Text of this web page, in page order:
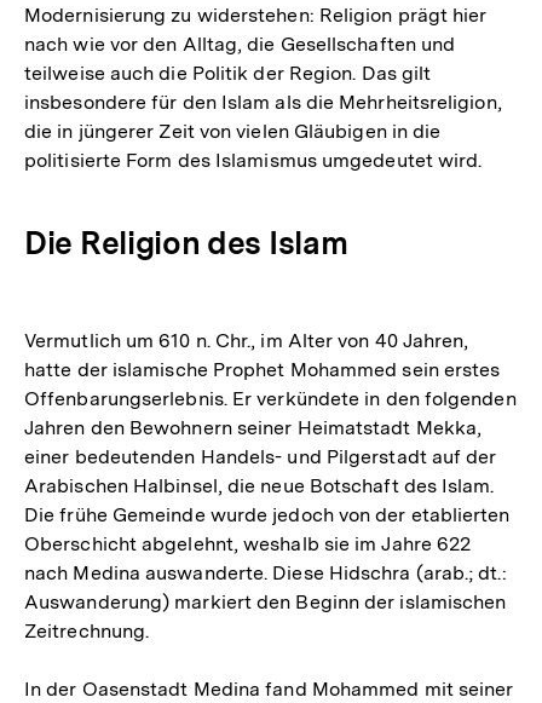
Modernisierung zu widerstehen: Religion prägt hier
nach wie vor den Alltag, die Gesellschaften und
teilweise auch die Politik der Region. Das gilt
insbesondere für den Islam als die Mehrheitsreligion,
die in jüngerer Zeit von vielen Gläubigen in die
politisierte Form des Islamismus umgedeutet wird.
Die Religion des Islam
Vermutlich um 610 n. Chr., im Alter von 40 Jahren,
hatte der islamische Prophet Mohammed sein erstes
Offenbarungserlebnis. Er verkündete in den folgenden
Jahren den Bewohnern seiner Heimatstadt Mekka,
einer bedeutenden Handels- und Pilgerstadt auf der
Arabischen Halbinsel, die neue Botschaft des Islam.
Die frühe Gemeinde wurde jedoch von der etablierten
Oberschicht abgelehnt, weshalb sie im Jahre 622
nach Medina auswanderte. Diese Hidschra (arab.; dt.:
Auswanderung) markiert den Beginn der islamischen
Zeitrechnung.
In der Oasenstadt Medina fand Mohammed mit seiner